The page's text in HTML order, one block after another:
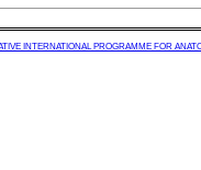
INTERNATIONAL PROGRAMME FOR